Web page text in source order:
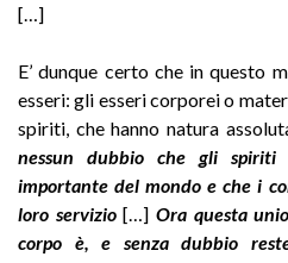
[…]
E’ dunque certo che in questo
esseri: gli esseri corporei o
spiriti, che hanno natura
nessun dubbio che gli spiriti
importante del mondo e che i
loro servizio[…] Ora questa
corpo è, e senza dubbio